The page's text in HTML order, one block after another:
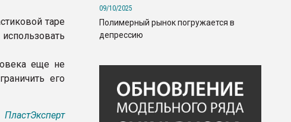
таре
еще не
его
ПластЭксперт
09/10/2025
Полимерный рынок погружается в
депрессию